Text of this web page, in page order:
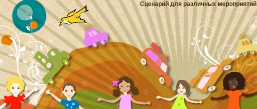
Сценарий для различных мероприятий